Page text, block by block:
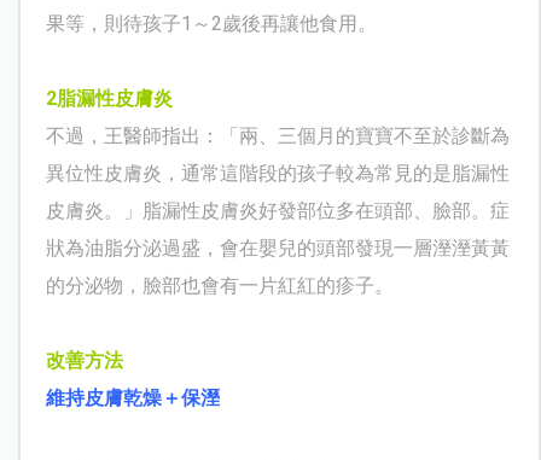
果等，則待孩子1～2歲後再讓他食用。
2脂漏性皮膚炎
不過， 王醫師指出：「兩、三個月的寶寶不至於診斷為
異位性皮膚炎，通常這階段的孩子較為常見的是脂漏性
皮膚炎。」脂漏性皮膚炎好發部位多在頭部、臉部。症
狀為油脂分泌過盛，會在嬰兒的頭部發現一層溼溼黃黃
的分泌物，臉部也會有一片紅紅的疹子。
改善方法
維持皮膚乾燥＋保溼